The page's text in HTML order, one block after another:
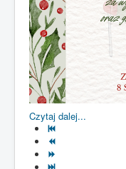
Czytaj dalej...